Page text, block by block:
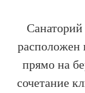
расположен
прямо на
сочетание